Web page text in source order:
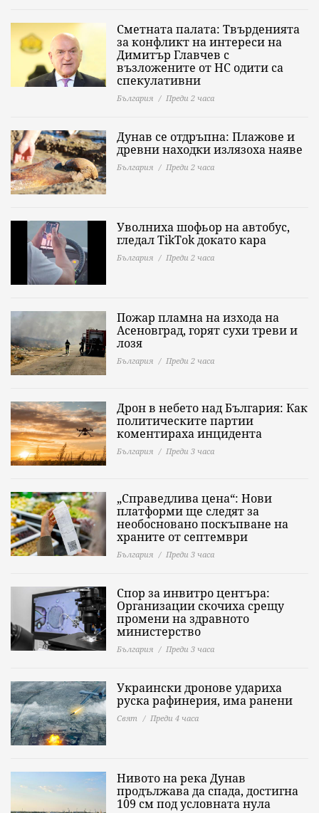
Сметната палата: Твърденията
за конфликт на интереси на
Димитър Главчев с
възложените от НС одити са
спекулативни
България Преди 2 часа
Дунав се отдръпна: Плажове и
древни находки излязоха наяве
България Преди 2 часа
Уволниха шофьор на автобус,
гледал TikTok докато кара
България Преди 2 часа
Пожар пламна на изхода на
Асеновград, горят сухи треви и
лозя
България Преди 2 часа
Дрон в небето над България: Как
политическите партии
коментираха инцидента
България Преди 3 часа
„Справедлива цена“: Нови
платформи ще следят за
необосновано поскъпване на
храните от септември
България Преди 3 часа
Спор за инвитро центъра:
Организации скочиха срещу
промени на здравното
министерство
България Преди 3 часа
Украински дронове удариха
руска рафинерия, има ранени
Свят Преди 4 часа
Нивото на река Дунав
продължава да спада, достигна
109 см под условната нула